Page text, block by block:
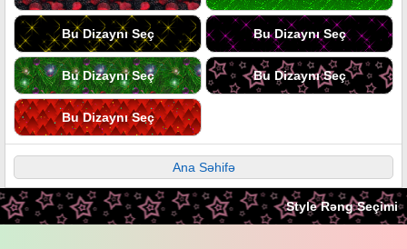
Bu Dizaynı Seç Bu Dizaynı Seç
Bu Dizaynı Seç Bu Dizaynı Seç
Bu Dizaynı Seç
Ana Səhifə
Style Rəng Seçimi